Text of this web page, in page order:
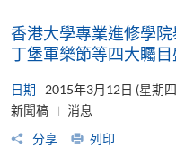
香港大學專業進修學
丁堡軍樂節等四大矚
日期
2015年3月12日 (星期
新聞稿
消息
分享
列印